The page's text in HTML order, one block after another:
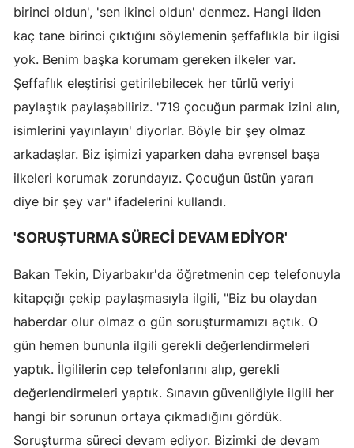
birinci oldun', 'sen ikinci oldun' denmez. Hangi ilden
kaç tane birinci çıktığını söylemenin şeffaflıkla bir ilgisi
yok. Benim başka korumam gereken ilkeler var.
Şeffaflık eleştirisi getirilebilecek her türlü veriyi
paylaştık paylaşabiliriz. '719 çocuğun parmak izini alın,
isimlerini yayınlayın' diyorlar. Böyle bir şey olmaz
arkadaşlar. Biz işimizi yaparken daha evrensel başa
ilkeleri korumak zorundayız. Çocuğun üstün yararı
diye bir şey var" ifadelerini kullandı.
'SORUŞTURMA SÜRECİ DEVAM EDİYOR'
Bakan Tekin, Diyarbakır'da öğretmenin cep telefonuyla
kitapçığı çekip paylaşmasıyla ilgili, "Biz bu olaydan
haberdar olur olmaz o gün soruşturmamızı açtık. O
gün hemen bununla ilgili gerekli değerlendirmeleri
yaptık. İlgililerin cep telefonlarını alıp, gerekli
değerlendirmeleri yaptık. Sınavın güvenliğiyle ilgili her
hangi bir sorunun ortaya çıkmadığını gördük.
Soruşturma süreci devam ediyor. Bizimki de devam